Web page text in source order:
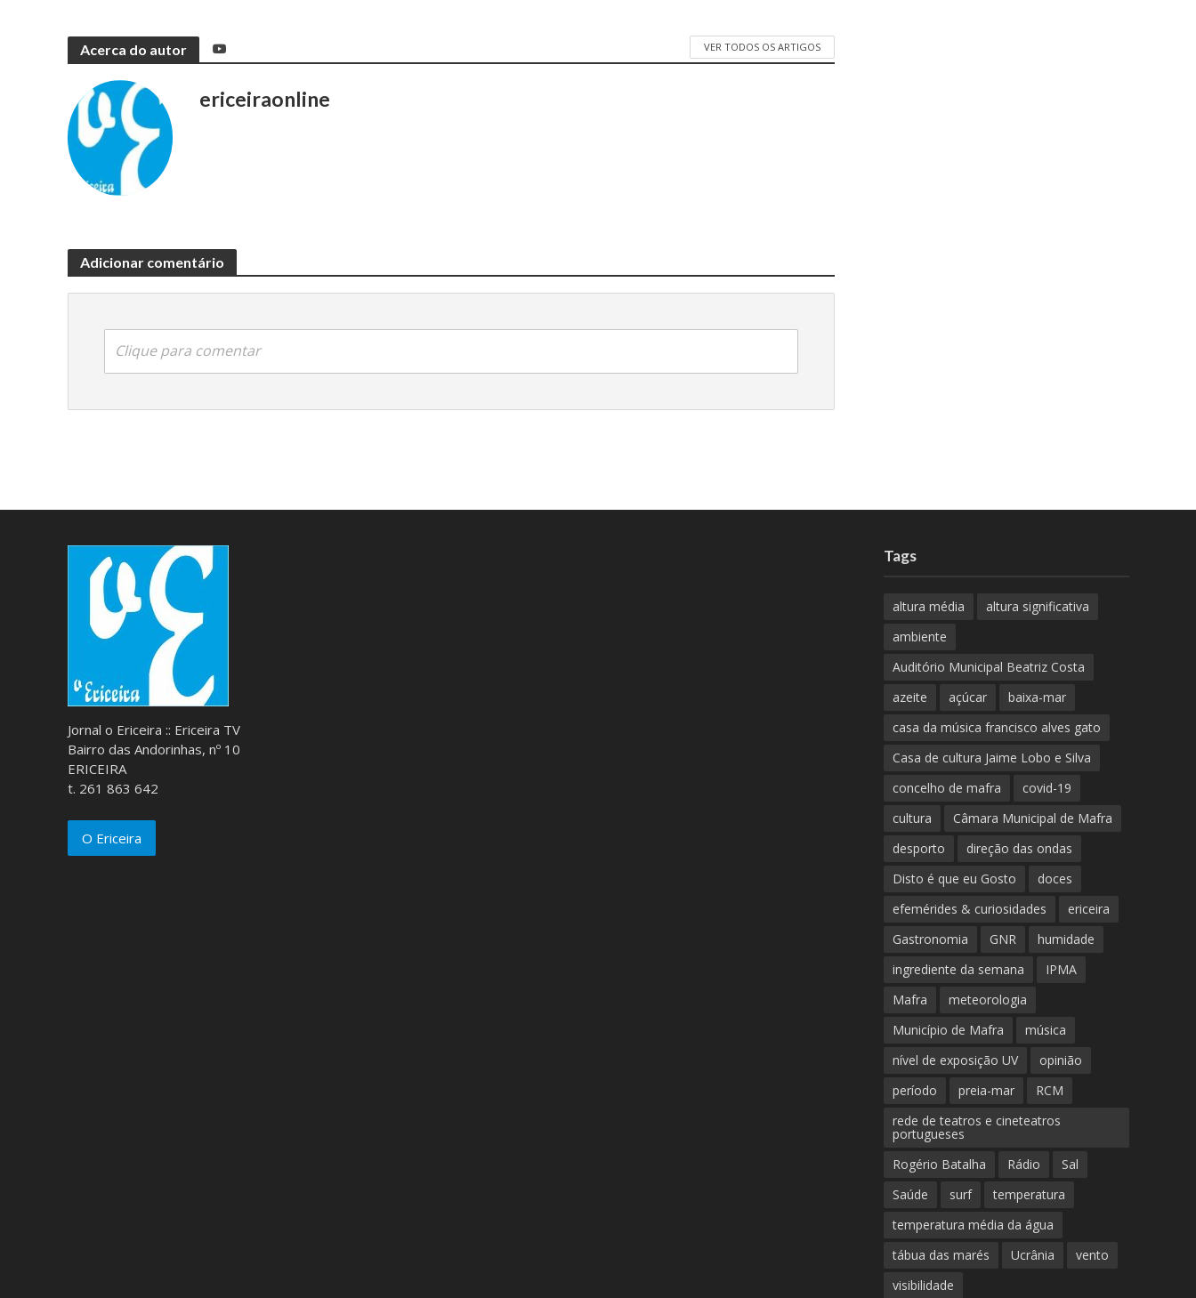
Acerca do autor VER TODOS OS ARTIGOS
ericeiraonline
Adicionar comentário
Clique para comentar
Jornal o Ericeira :: Ericeira TV
Bairro das Andorinhas, nº 10
ERICEIRA
t. 261 863 642
O Ericeira
Tags
altura média
altura significativa
ambiente
Auditório Municipal Beatriz Costa
azeite
açúcar
baixa-mar
casa da música francisco alves gato
Casa de cultura Jaime Lobo e Silva
concelho de mafra
covid-19
cultura
Câmara Municipal de Mafra
desporto
direção das ondas
Disto é que eu Gosto
doces
efemérides & curiosidades
ericeira
Gastronomia
GNR
humidade
ingrediente da semana
IPMA
Mafra
meteorologia
Município de Mafra
música
nível de exposição UV
opinião
período
preia-mar
RCM
rede de teatros e cineteatros
portugueses
Rogério Batalha
Rádio
Sal
Saúde
surf
temperatura
temperatura média da água
tábua das marés
Ucrânia
vento
visibilidade